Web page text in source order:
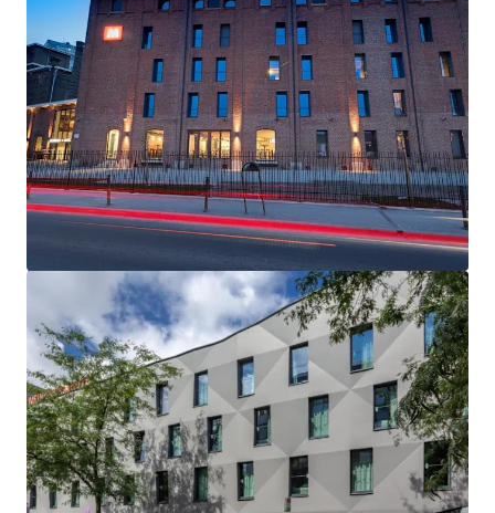
Key Investment Highlights:
•Stable Cash Flow with Long-Term Security: Fixed
rental income secured by long-term leases with
strong operational performance, enhanced by
Meininger Hotels' interest in extending both leases by
an additional 10 years
Premium Strategic Location Advantage: Exclusive
positioning within 15 minutes of Brussels' Grand
Place by train, directly adjacent to major transport
hubs including Gare du Midi and Triangle Station,
ensuring consistent guest accessibility and demand
•Exceptional Market-Leading Tenant Performance:
Meininger Hotels demonstrates investment-grade
strength with 112% three-year revenue CAGR (versus
8.9% industry average) and maintains 4A3 Dun &
Bradstreet credit rating, providing reliable covenant
strength